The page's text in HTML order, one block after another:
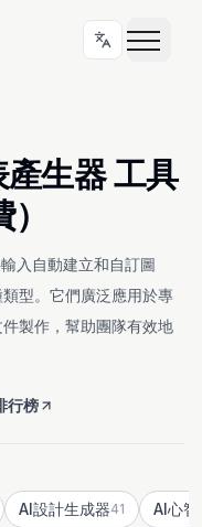
生器 工具
入自動建立和自訂圖
型。它們廣泛應用於專
製作，幫助團隊有效地
行榜
AI設計生成器41 AI心智